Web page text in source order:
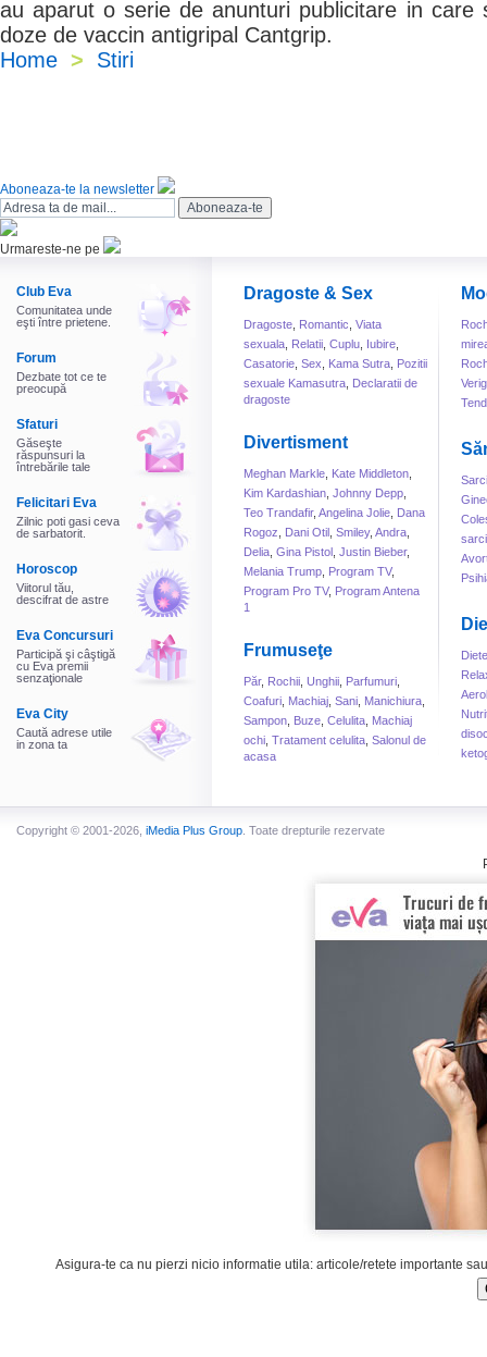
au aparut o serie de anunturi publicitare in care
doze de vaccin antigripal Cantgrip.
Home > Stiri
Aboneaza-te la newsletter
Urmareste-ne pe
Club Eva
Comunitatea unde
eşti între prietene.
Forum
Dezbate tot ce te
preocupă
Sfaturi
Găseşte
răspunsuri la
întrebările tale
Felicitari Eva
Zilnic poti gasi ceva
de sarbatorit.
Horoscop
Viitorul tău,
descifrat de astre
Eva Concursuri
Participă şi câştigă
cu Eva premii
senzaţionale
Eva City
Caută adrese utile
in zona ta
Dragoste & Sex
Dragoste Romantic Viata
sexuala Relatii Cuplu Iubire
Casatorie Sex Kama Sutra Pozitii
sexuale Kamasutra Declaratii de
dragoste
Divertisment
Meghan Markle Kate Middleton
Kim Kardashian Johnny Depp
Teo Trandafir, Angelina Jolie Dana
Rogoz
Dani Otil Smiley, Andra
Delia Gina Pistol Justin Bieber,
Melania Trump Program TV,
Program Pro TV, Program Antena
1
Frumuseţe
Păr, Rochii Unghii Parfumuri
Coafuri Machiaj Sani Manichiura
Sampon Buze Celulita Machiaj
ochi Tratament celulita Salonul de
acasa
Diete
Copyright © 2001-2026, iMedia Plus Group . Toate drepturile rezervate
Asigura-te ca nu pierzi nicio informatie utila: articole/retete importante